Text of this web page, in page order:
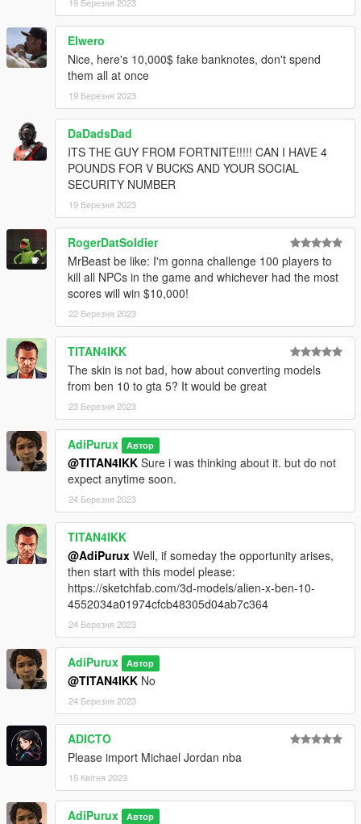
Elwero
Nice, here's 10,000$ fake banknotes, don't spend
them all at once
19 Березня 2023
DaDadsDad
ITS THE GUY FROM FORTNITE!!!!! CAN I HAVE 4
POUNDS FOR V BUCKS AND YOUR SOCIAL
SECURITY NUMBER
19 Березня 2023
RogerDatSoldier
MrBeast be like: I'm gonna challenge 100 players to
kill all NPCs in the game and whichever had the most
scores will win $10,000!
22 Березня 2023
TITAN4IKK
The skin is not bad, how about converting models
from ben 10 to gta 5? It would be great
23 Березня 2023
AdiPurux Автор
@TITAN4IKK Sure i was thinking about it. but do not
expect anytime soon.
24 Березня 2023
TITAN4IKK
@AdiPurux Well, if someday the opportunity arises,
then start with this model please:
https://sketchfab.com/3d-models/alien-x-ben-10-
4552034a01974cfcb48305d04ab7c364
24 Березня 2023
AdiPurux Автор
@TITAN4IKK No
24 Березня 2023
ADICTO
Please import Michael Jordan nba
15 Квітня 2023
AdiPurux Автор